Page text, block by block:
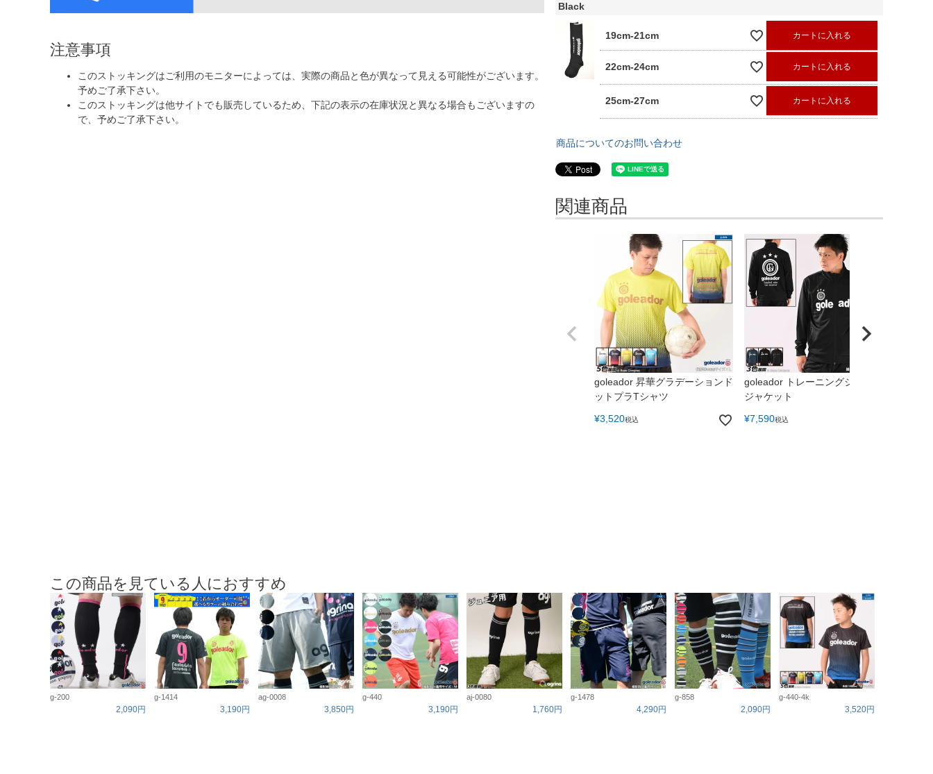
注意事項
このストッキングはご利用のモニターによっては、実際の商品と色が異なって見える可能性がございます。
予めご了承下さい。
このストッキングは他サイトでも販売しているため、下記の表示の在庫状況と異なる場合もございますの
で、予めご了承下さい。
Black
19cm-21cm カートに入れる
22cm-24cm カートに入れる
25cm-27cm カートに入れる
商品についてのお問い合わせ
関連商品
goleador 昇華グラデーションド
ットプラTシャツ
¥3,520税込
goleador トレーニングジャージ
ジャケット
¥7,590税込
この商品を見ている人におすすめ
g-200
2,090円
g-1414
3,190円
ag-0008
3,850円
g-440
3,190円
aj-0080
1,760円
g-1478
4,290円
g-858
2,090円
g-440-4k
3,520円